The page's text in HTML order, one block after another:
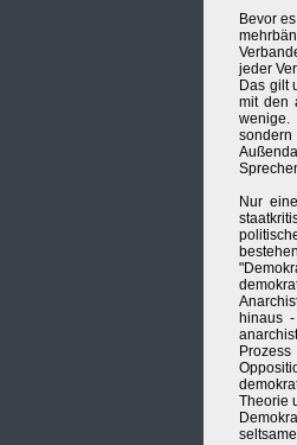
Bevor
jeder
Das gilt
mit den
wenige.
Nur
hinaus
Theorie